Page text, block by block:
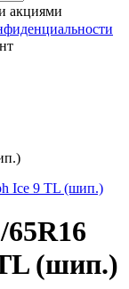
акциями
(шип.)